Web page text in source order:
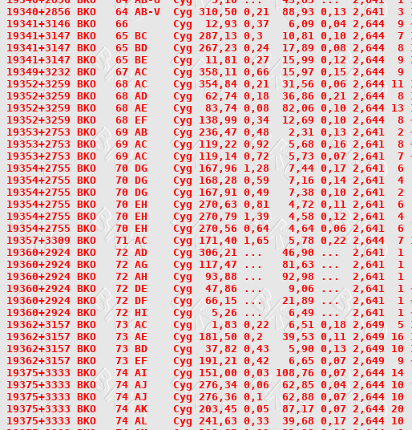
19340+2856 BKO   64 AB-V  Cyg 310,50 0,21  88,93 0,13 2,641
19341+3146 BKO   66
Cyg  12,93 0,37   6,09 0,04 2,644  9
19341+3147 BKO   65 BC    Cyg 287,13 0,3   10,81 0,10 2,644  7
19341+3147 BKO   65 BD    Cyg 267,23 0,24  17,89 0,08 2,644
19341+3147 BKO   65 BE    Cyg  11,81 0,27  15,99 0,12 2,644
19349+3232 BKO   67 AC    Cyg 358,11 0,66  15,97 0,15 2,644  9
19352+3259 BKO   68 AC    Cyg 354,84 0,21  31,56 0,06 2,644 11
19352+3259 BKO   68 AD    Cyg  62,74 0,18  36,86 0,21 2,644  8
19352+3259 BKO   68 AE    Cyg  83,74 0,08  82,06 0,10 2,644 13
19352+3259 BKO   68 EF    Cyg 138,99 0,34  12,69 0,10 2,644  8
19353+2753 BKO   69 AB    Cyg 236,47 0,48   2,31 0,13 2,641  2
19353+2753 BKO   69 AC    Cyg 119,22 0,92   5,68 0,16 2,641  8
19353+2753 BKO   69 AC    Cyg 119,14 0,72   5,73 0,07 2,641  7
19354+2755 BKO   70 DG    Cyg 167,96 1,28   7,44 0,17 2,641  6
19354+2755 BKO   70 DG    Cyg 168,28 0,59   7,16 0,14 2,641
19354+2755 BKO   70 DG    Cyg 167,91 0,49   7,38 0,10 2,641
19354+2755 BKO   70 EH    Cyg 270,63 0,81   4,72 0,11 2,641
19354+2755 BKO   70 EH    Cyg 270,79 1,39   4,58 0,12 2,641
19354+2755 BKO   70 EH    Cyg 270,56 0,64   4,64 0,06 2,641
19357+3309 BKO   71 AC    Cyg 171,40 1,65   5,78 0,22 2,644  7
19360+2924 BKO   72 AD    Cyg 306,21 ...   46,90 ...  2,641  1
19360+2924 BKO   72 AG    Cyg 117,47 ...   81,63 ...  2,641  1
19360+2924 BKO   72 AH    Cyg  93,88 ...   92,98 ...  2,641  1
19360+2924 BKO   72 DE    Cyg  47,86 ...    9,06 ...  2,641  1
19360+2924 BKO   72 DF    Cyg  66,15 ...   21,89 ...  2,641  1
19360+2924 BKO   72 HI    Cyg   5,26 ...    6,49 ...  2,641  1
19362+3157 BKO   73 AC    Cyg   1,83 0,22   6,51 0,18 2,649  5
19362+3157 BKO   73 AE    Cyg 181,50 0,2   39,53 0,11 2,649 16
19362+3157 BKO   73 BD    Cyg  37,82 0,43   5,90 0,13 2,649 10
19362+3157 BKO   73 EF    Cyg 191,21 0,42   6,65 0,07 2,649  9
19375+3333 BKO   74 AI    Cyg 151,00 0,03 108,76 0,07 2,644
19375+3333 BKO   74 AJ    Cyg 276,34 0,06  62,85 0,04 2,644
19375+3333 BKO   74 AJ    Cyg 276,36 0,1   62,88 0,07 2,644
19375+3333 BKO   74 AK    Cyg 203,45 0,05  87,17 0,07 2,644
19375+3333 BKO   74 AL    Cyg 241,63 0,33  39,68 0,17 2,644